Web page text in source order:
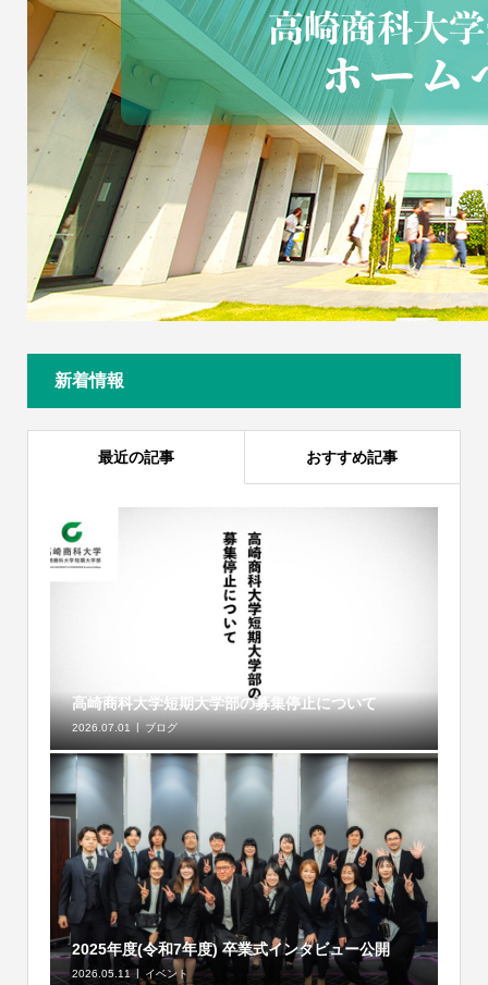
新着情報
最近の記事 おすすめ記事
高崎商科大学短期大学部の募集停止について
2026.07.01 ブログ
2025年度(令和7年度) 卒業式インタビュー公開
2026.05.11 イベント